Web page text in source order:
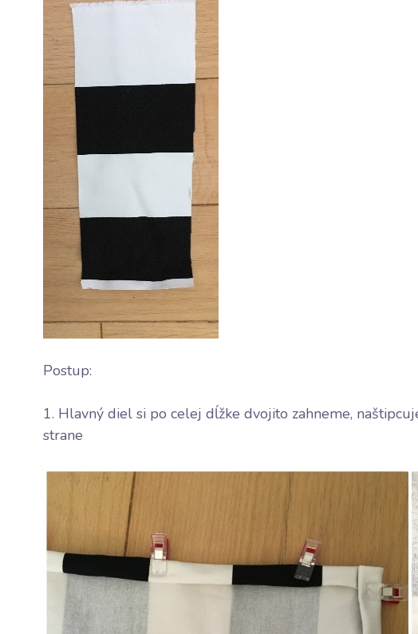
Postup:
1. Hlavný diel si po celej dĺžke dvojito zahneme,
strane